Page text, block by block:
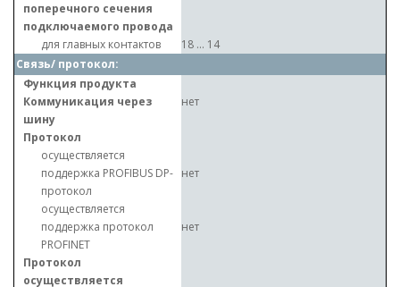
поперечного сечения
подключаемого провода
для главных контактов
18 ... 14
Связь/ протокол:
Функция продукта
Коммуникация через
шину
нет
Протокол
осуществляется
поддержка PROFIBUS DP-
протокол
нет
осуществляется
поддержка протокол
PROFINET
нет
Протокол
осуществляется